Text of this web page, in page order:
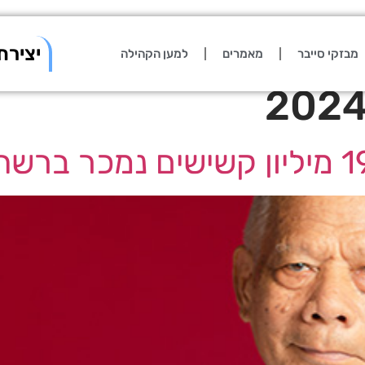
מבזקי סייבר מאמרים למען הקהילה